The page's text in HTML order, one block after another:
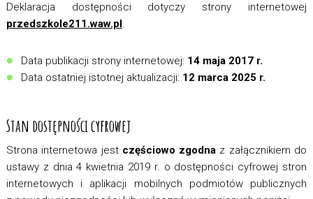
Deklaracja dostępności dotyczy strony internetowej
przedszkole211.waw.pl.
Data publikacji strony internetowej: 14 maja 2017 r.
Data ostatniej istotnej aktualizacji: 12 marca 2025 r.
Stan dostępności cyfrowej
Strona internetowa jest częściowo zgodna z załącznikiem do
ustawy z dnia 4 kwietnia 2019 r. o dostępności cyfrowej stron
internetowych i aplikacji mobilnych podmiotów publicznych